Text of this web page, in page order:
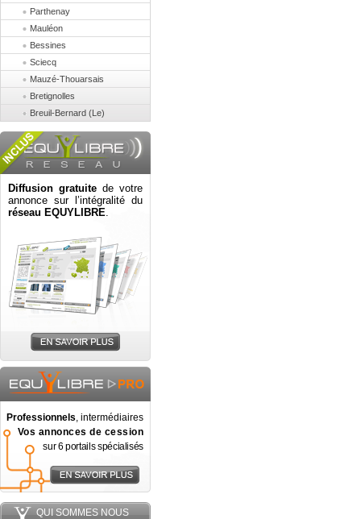
Parthenay
Mauléon
Bessines
Sciecq
Mauzé-Thouarsais
Bretignolles
Breuil-Bernard (Le)
Diffusion gratuite de votre
annonce sur l’intégralité du
réseau EQUYLIBRE.
Professionnels, intermédiaires
Vos annonces de cession
sur 6 portails spécialisés
QUI SOMMES NOUS